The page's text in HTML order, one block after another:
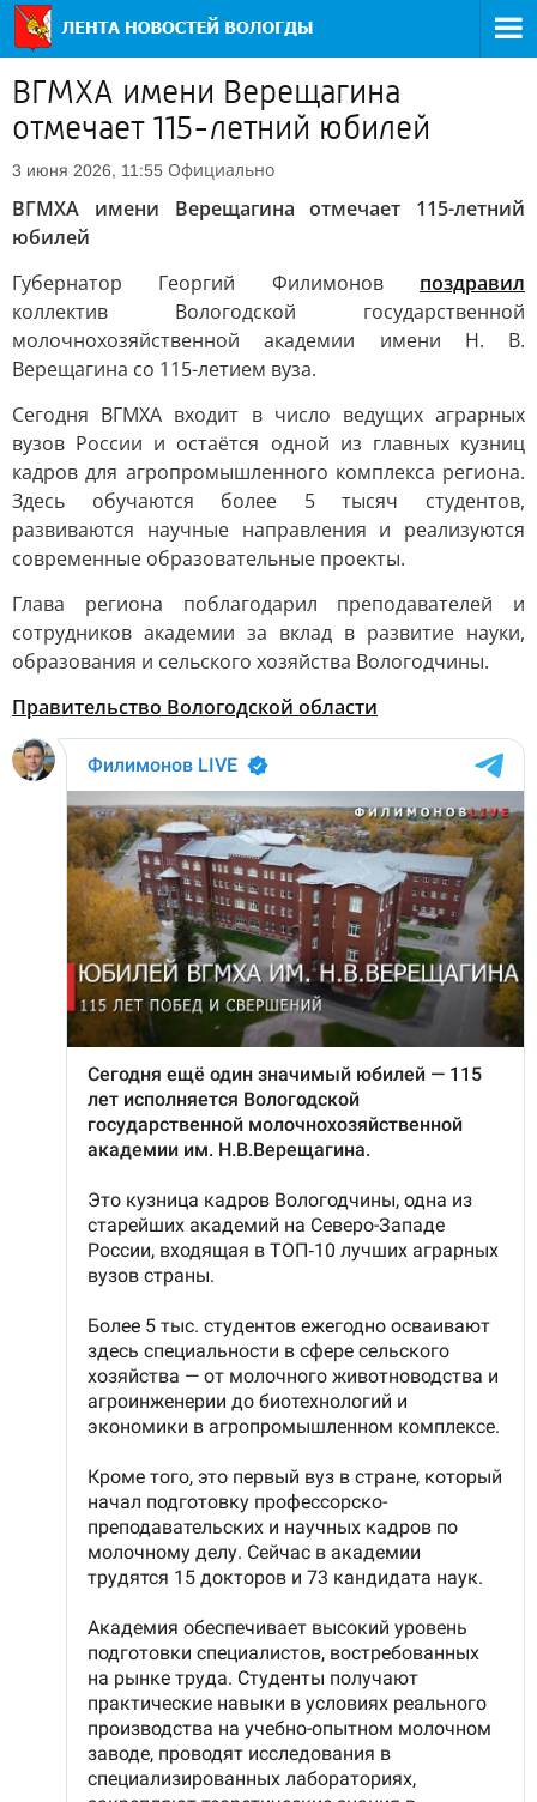
ВГМХА имени Верещагина
отмечает 115-летний юбилей
3 июня 2026, 11:55 Официально
ВГМХА имени Верещагина отмечает 115-летний
юбилей
Губернатор Георгий Филимонов поздравил
коллектив Вологодской государственной
молочнохозяйственной академии имени Н. В.
Верещагина со 115-летием вуза.
Сегодня ВГМХА входит в число ведущих аграрных
вузов России и остаётся одной из главных кузниц
кадров для агропромышленного комплекса региона.
Здесь обучаются более 5 тысяч студентов,
развиваются научные направления и реализуются
современные образовательные проекты.
Глава региона поблагодарил преподавателей и
сотрудников академии за вклад в развитие науки,
образования и сельского хозяйства Вологодчины.
Правительство Вологодской области